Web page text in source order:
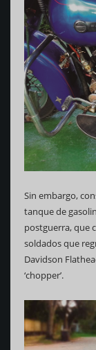
Sin embargo,
tanque de
postguerra, que
soldados que
Davidson
‘chopper’.